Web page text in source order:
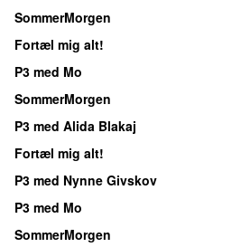
SommerMorgen
Fortæl mig alt!
P3 med Mo
SommerMorgen
P3 med Alida Blakaj
Fortæl mig alt!
P3 med Nynne Givskov
P3 med Mo
SommerMorgen